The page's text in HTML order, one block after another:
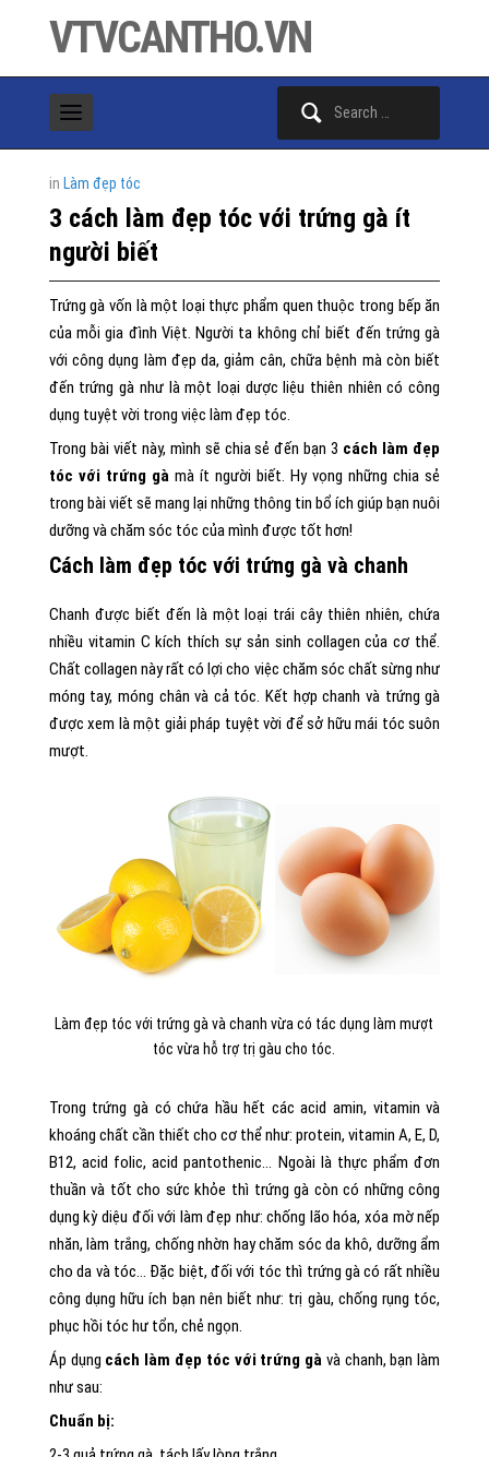
VTVCANTHO.VN
in Làm đẹp tóc
3 cách làm đẹp tóc với trứng gà ít
người biết
Trứng gà vốn là một loại thực phẩm quen thuộc trong bếp ăn
của mỗi gia đình Việt. Người ta không chỉ biết đến trứng gà
với công dụng làm đẹp da, giảm cân, chữa bệnh mà còn biết
đến trứng gà như là một loại dược liệu thiên nhiên có công
dụng tuyệt vời trong việc làm đẹp tóc.
Trong bài viết này, mình sẽ chia sẻ đến bạn 3 cách làm đẹp
tóc với trứng gàmà ít người biết. Hy vọng những chia sẻ
trong bài viết sẽ mang lại những thông tin bổ ích giúp bạn nuôi
dưỡng và chăm sóc tóc của mình được tốt hơn!
Cách làm đẹp tóc với trứng gà và chanh
Chanh được biết đến là một loại trái cây thiên nhiên, chứa
nhiều vitamin C kích thích sự sản sinh collagen của cơ thể.
Chất collagen này rất có lợi cho việc chăm sóc chất sừng như
móng tay, móng chân và cả tóc. Kết hợp chanh và trứng gà
được xem là một giải pháp tuyệt vời để sở hữu mái tóc suôn
mượt.
Làm đẹp tóc với trứng gà và chanh vừa có tác dụng làm mượt
tóc vừa hỗ trợ trị gàu cho tóc.
Trong trứng gà có chứa hầu hết các acid amin, vitamin và
khoáng chất cần thiết cho cơ thể như: protein, vitamin A, E, D,
B12, acid folic, acid pantothenic… Ngoài là thực phẩm đơn
thuần và tốt cho sức khỏe thì trứng gà còn có những công
dụng kỳ diệu đối với làm đẹp như: chống lão hóa, xóa mờ nếp
nhăn, làm trắng, chống nhờn hay chăm sóc da khô, dưỡng ẩm
cho da và tóc… Đặc biệt, đối với tóc thì trứng gà có rất nhiều
công dụng hữu ích bạn nên biết như: trị gàu, chống rụng tóc,
phục hồi tóc hư tổn, chẻ ngọn.
Áp dụng cách làm đẹp tóc với trứng gà và chanh, bạn làm
như sau:
Chuẩn bị: